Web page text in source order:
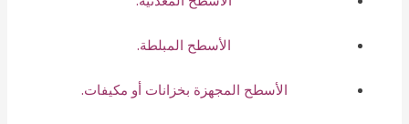
الأسطح المبلطة.
الأسطح المجهزة بخزانات أو مكيفات.